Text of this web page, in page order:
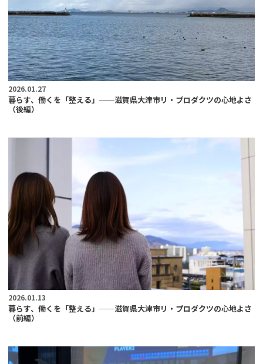
2026.01.27
暮らす、働くを「整える」──滋賀県大津市リ・プロダクツの心地よさ
（後編）
2026.01.13
暮らす、働くを「整える」──滋賀県大津市リ・プロダクツの心地よさ
（前編）